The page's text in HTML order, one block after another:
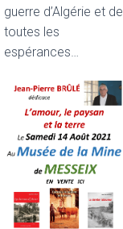
guerre d’Algérie et de
toutes les
espérances…